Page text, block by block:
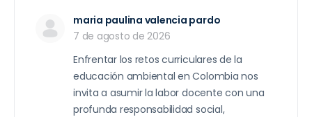
maria paulina valencia pardo
7 de agosto de 2026
Enfrentar los retos curriculares de la
educación ambiental en Colombia nos
invita a asumir la labor docente con una
profunda responsabilidad social,